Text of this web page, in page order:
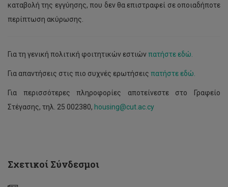
καταβολή της εγγύησης, που δεν θα επιστραφεί σε οποιαδήποτε
περίπτωση ακύρωσης.
Για τη γενική πολιτική φοιτητικών εστιώνπατήστε εδώ.
Για απαντήσεις στις πιο συχνές ερωτήσεις πατήστε εδώ.
Για περισσότερες πληροφορίες αποτείνεστε στο Γραφείο
Στέγασης, τηλ. 25 002380, housing@cut.ac.cy
Σχετικοί Σύνδεσμοι
Στέγαση
2026-
27:
φοιτητές/
τριες